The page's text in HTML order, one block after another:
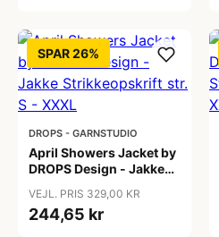
SPAR 26%
DROPS - GARNSTUDIO
April Showers Jacket by
DROPS Design - Jakke
XXXL
VEJL. PRIS 329,00 KR
244,65 kr